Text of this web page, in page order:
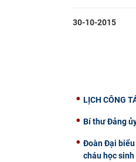
30-10-2015
LỊCH CÔNG
Bí thư Đảng
Đoàn Đại biểu
cháu học